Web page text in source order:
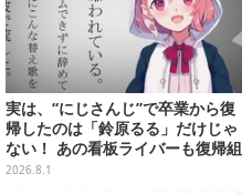
実は、“にじさんじ”で卒業から復
帰したのは「鈴原るる」だけじゃ
ない！ あの看板ライバーも復帰組
って知ってた？【特集】
2026.8.1